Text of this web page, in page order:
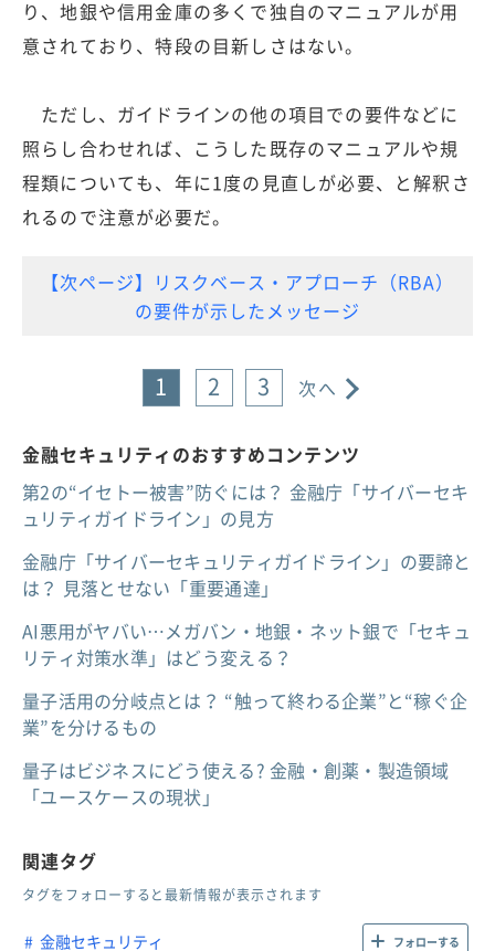
り、地銀や信用金庫の多くで独自のマニュアルが用
意されており、特段の目新しさはない。
ただし、ガイドラインの他の項目での要件などに
照らし合わせれば、こうした既存のマニュアルや規
程類についても、年に1度の見直しが必要、と解釈さ
れるので注意が必要だ。
【次ページ】リスクベース・アプローチ（RBA）
の要件が示したメッセージ
1 2 3 次へ
金融セキュリティのおすすめコンテンツ
第2の“イセトー被害”防ぐには？ 金融庁「サイバーセキ
ュリティガイドライン」の見方
金融庁「サイバーセキュリティガイドライン」の要諦と
は？ 見落とせない「重要通達」
AI悪用がヤバい…メガバン・地銀・ネット銀で「セキュ
リティ対策水準」はどう変える？
量子活用の分岐点とは？ “触って終わる企業”と“稼ぐ企
業”を分けるもの
量子はビジネスにどう使える? 金融・創薬・製造領域
「ユースケースの現状」
関連タグ
タグをフォローすると最新情報が表示されます
金融セキュリティ フォローする